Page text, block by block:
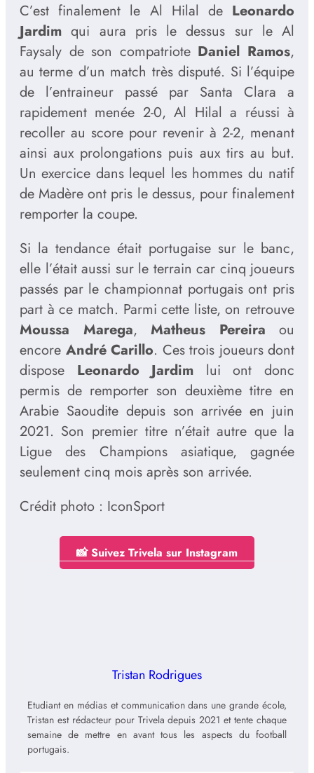
C’est finalement le Al Hilal de Leonardo
Jardim qui aura pris le dessus sur le Al
Faysaly de son compatrioteDaniel Ramos,
au terme d’un match très disputé. Si l’équipe
de l’entraineur passé par Santa Clara a
rapidement menée 2-0, Al Hilal a réussi à
recoller au score pour revenir à 2-2, menant
ainsi aux prolongations puis aux tirs au but.
Un exercice dans lequel les hommes du natif
de Madère ont pris le dessus, pour finalement
remporter la coupe.
Si la tendance était portugaise sur le banc,
elle l’était aussi sur le terrain car cinq joueurs
passés par le championnat portugais ont pris
part à ce match. Parmi cette liste, on retrouve
Moussa Marega, Matheus Pereira ou
encore André Carillo. Ces trois joueurs dont
dispose Leonardo Jardim lui ont donc
permis de remporter son deuxième titre en
Arabie Saoudite depuis son arrivée en juin
2021. Son premier titre n’était autre que la
Ligue des Champions asiatique, gagnée
seulement cinq mois après son arrivée.
Crédit photo : IconSport
📸 Suivez Trivela sur Instagram
Tristan Rodrigues
Etudiant en médias et communication dans une grande école,
Tristan est rédacteur pour Trivela depuis 2021 et tente chaque
semaine de mettre en avant tous les aspects du football
portugais.